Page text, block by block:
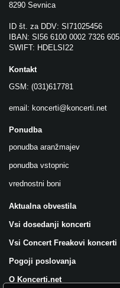
8290 Sevnica
ID št. za DDV: SI71025456
IBAN: SI56 6100 0002 7326 605
SWIFT: HDELSI22
Kontakt
GSM: (031)617781
email: koncerti@koncerti.net
Ponudba
ponudba aranžmajev
ponudba vstopnic
vrednostni boni
Aktualna obvestila
Vsi dosedanji koncerti
Vsi Concert Freakovi koncerti
Pogoji poslovanja
O Koncerti.net